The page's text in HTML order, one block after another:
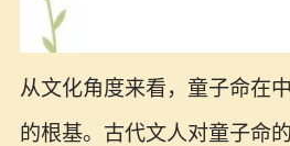
从文化角度来看，童子命在
的根基。古代文人对童子命